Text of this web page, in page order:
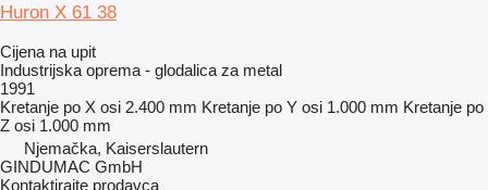
Huron X 61 38
Cijena na upit
Industrijska oprema - glodalica za metal
1991
Kretanje po X osi 2.400 mm Kretanje po Y osi 1.000 mm Kretanje po
Z osi 1.000 mm
Njemačka, Kaiserslautern
GINDUMAC GmbH
Kontaktirajte prodavca